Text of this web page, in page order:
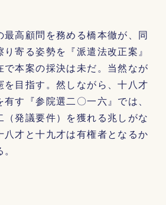
高顧問を務める橋本徹が、同
寄る姿勢を『派遣法改正案』
で本案の採決は未だ。当然なが
を目指す。然しながら、十八才
す『参院選二〇一六』では、
（発議要件）を獲れる兆しがな
八才と十九才は有権者となるか